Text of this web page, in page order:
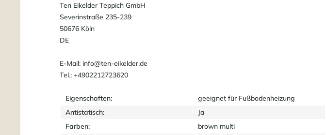
Ten Eikelder Teppich GmbH
Severinstraße 235-239
50676 Köln
DE
E-Mail: info@ten-eikelder.de
Tel.: +4902212723620
Eigenschaften:
geeignet für Fußbodenheizung
Antistatisch:
Ja
Farben:
brown multi